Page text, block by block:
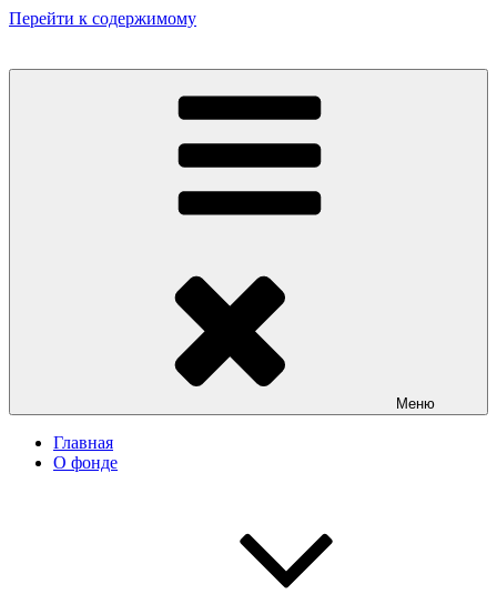
Перейти к содержимому
Некоммерческий фонд культурных и гуманитарных инициатив
Меню
Главная
О фонде